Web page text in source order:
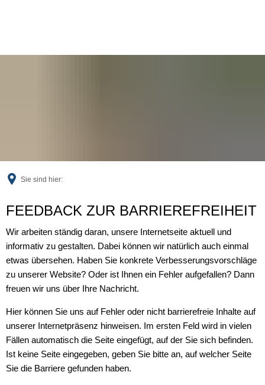
Sie sind hier:
Feedback
FEEDBACK ZUR BARRIEREFREIHEIT
Wir arbeiten ständig daran, unsere Internetseite aktuell und
informativ zu gestalten. Dabei können wir natürlich auch einmal
etwas übersehen. Haben Sie konkrete Verbesserungsvorschläge
zu unserer Website? Oder ist Ihnen ein Fehler aufgefallen? Dann
freuen wir uns über Ihre Nachricht.
Hier können Sie uns auf Fehler oder nicht barrierefreie Inhalte auf
unserer Internetpräsenz hinweisen. Im ersten Feld wird in vielen
Fällen automatisch die Seite eingefügt, auf der Sie sich befinden.
Ist keine Seite eingegeben, geben Sie bitte an, auf welcher Seite
Sie die Barriere gefunden haben.